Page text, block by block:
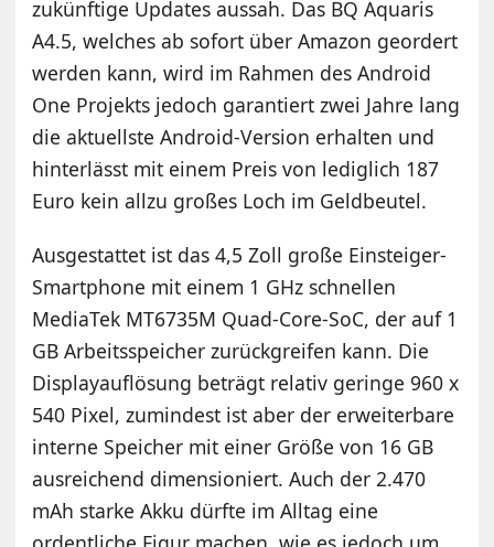
zukünftige Updates aussah. Das BQ Aquaris
A4.5, welches ab sofort über Amazon geordert
werden kann, wird im Rahmen des Android
One Projekts jedoch garantiert zwei Jahre lang
die aktuellste Android-Version erhalten und
hinterlässt mit einem Preis von lediglich 187
Euro kein allzu großes Loch im Geldbeutel.
Ausgestattet ist das 4,5 Zoll große Einsteiger-
Smartphone mit einem 1 GHz schnellen
MediaTek MT6735M Quad-Core-SoC, der auf 1
GB Arbeitsspeicher zurückgreifen kann. Die
Displayauflösung beträgt relativ geringe 960 x
540 Pixel, zumindest ist aber der erweiterbare
interne Speicher mit einer Größe von 16 GB
ausreichend dimensioniert. Auch der 2.470
mAh starke Akku dürfte im Alltag eine